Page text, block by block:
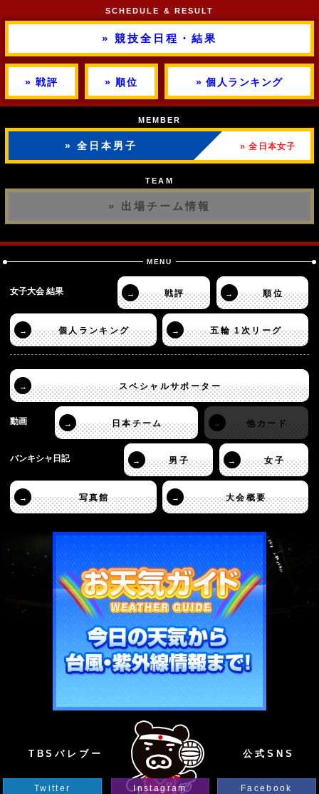
SCHEDULE & RESULT
» 競技全日程・結果
» 戦評 » 順位 » 個人ランキング
MEMBER
» 全日本男子 » 全日本女子
TEAM
» 出場チーム情報
MENU
女子大会 結果 → 戦評 → 順位
→ 個人ランキング → 五輪 1次リーグ
→ スペシャルサポーター
動画 → 日本チーム → 他カード
バンキシャ日記 → 男子 → 女子
→ 写真館 → 大会概要
TBSバレブー 公式SNS
Twitter Facebook
Instagram